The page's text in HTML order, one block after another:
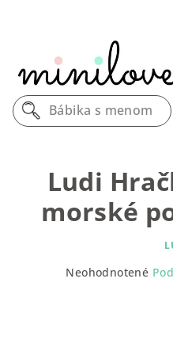
Bábika s menom
Ludi
morské
Neohodnotené